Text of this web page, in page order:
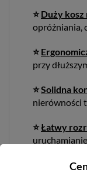
⭐Duży kosz
opróżniania,
⭐
przy
⭐Solidna
nierówności
⭐Łatwy